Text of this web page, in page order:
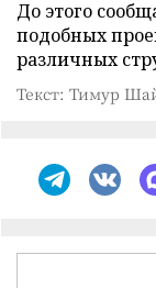
До этого
подобных
различных
Текст: Тимур